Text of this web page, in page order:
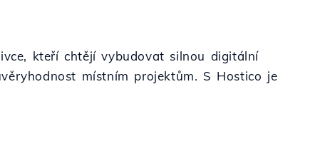
kteří chtějí vybudovat silnou digitální
místním projektům. S Hostico je